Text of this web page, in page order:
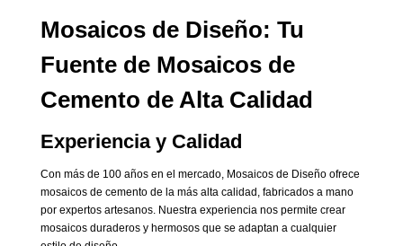
Mosaicos de Diseño: Tu
Fuente de Mosaicos de
Cemento de Alta Calidad
Experiencia y Calidad
Con más de 100 años en el mercado, Mosaicos de Diseño ofrece
mosaicos de cemento de la más alta calidad, fabricados a mano
por expertos artesanos. Nuestra experiencia nos permite crear
mosaicos duraderos y hermosos que se adaptan a cualquier